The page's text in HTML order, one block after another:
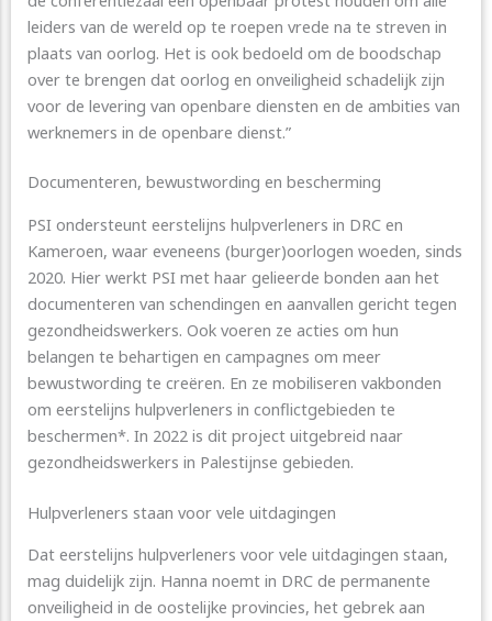
leiders van de wereld op te roepen vrede na te streven in
plaats van oorlog. Het is ook bedoeld om de boodschap
over te brengen dat oorlog en onveiligheid schadelijk zijn
voor de levering van openbare diensten en de ambities van
werknemers in de openbare dienst.”
Documenteren, bewustwording en bescherming
PSI ondersteunt eerstelijns hulpverleners in DRC en
Kameroen, waar eveneens (burger)oorlogen woeden, sinds
2020. Hier werkt PSI met haar gelieerde bonden aan het
documenteren van schendingen en aanvallen gericht tegen
gezondheidswerkers. Ook voeren ze acties om hun
belangen te behartigen en campagnes om meer
bewustwording te creëren. En ze mobiliseren vakbonden
om eerstelijns hulpverleners in conflictgebieden te
beschermen*. In 2022 is dit project uitgebreid naar
gezondheidswerkers in Palestijnse gebieden.
Hulpverleners staan voor vele uitdagingen
Dat eerstelijns hulpverleners voor vele uitdagingen staan,
mag duidelijk zijn. Hanna noemt in DRC de permanente
onveiligheid in de oostelijke provincies, het gebrek aan